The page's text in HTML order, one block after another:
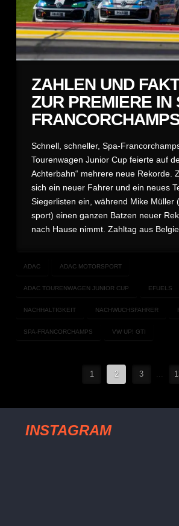
ZAHLEN UND
ZUR PREMIERE IN
Schnell, schneller, Spa-
Tourenwagen Junior Cup feierte auf
Achterbahn“ mehrere neue Rekorde.
sich ein neuer Fahrer und ein neues
Siegerlisten ein, während Mike Müller
sport) einen ganzen Batzen neuer
nach Hause nimmt. Zahltag aus
ADAC ADAC MOTORSPORT
ADAC TOURENWAGEN JUNIOR CUP EFUELS
NACHHALTIGKEIT NACHWUCHSFAHRER
SPA-FRANCORCHAMPS VW UP! GTI
1 2 3 ...
INSTAGRAM